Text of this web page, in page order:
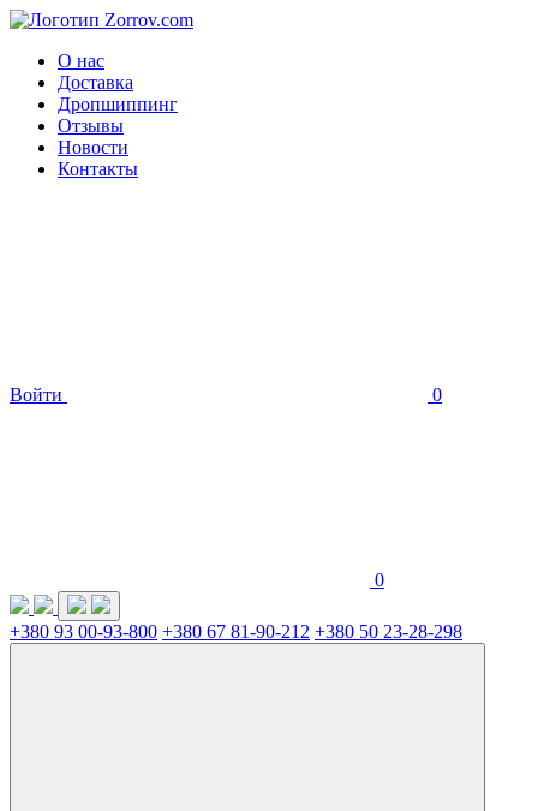
О нас
Доставка
Дропшиппинг
Отзывы
Новости
Контакты
Войти 0
0
+380 93 00-93-800 +380 67 81-90-212 +380 50 23-28-298